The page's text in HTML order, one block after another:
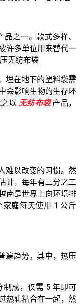
品之一。款式多样、
许多单位用来替代一
埋在地下的塑料袋需
会影响生物的生存环
以 无纺布袋产品，
难以改变的习惯。然
计，每年有三分之二
南是世界上向环境排
庭每天使用 1 公斤
遍趋势。其中，热压
制成，仅需 5 年即可
热轧粘合在一起，然